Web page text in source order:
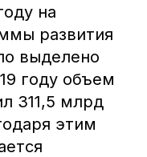
на
развития
выделено
году объем
311,5 млрд
этим